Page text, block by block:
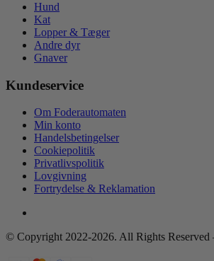
Hund
Kat
Lopper & Tæger
Andre dyr
Gnaver
Kundeservice
Om Foderautomaten
Min konto
Handelsbetingelser
Cookiepolitik
Privatlivspolitik
Lovgivning
Fortrydelse & Reklamation
© Copyright 2022-2026. All Rights Reserved